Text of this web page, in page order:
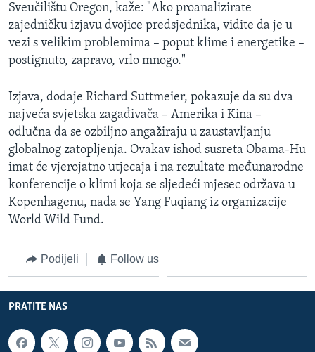
Sveučilištu Oregon, kaže: "Ako proanalizirate
zajedničku izjavu dvojice predsjednika, vidite da je u
vezi s velikim problemima – poput klime i energetike –
postignuto, zapravo, vrlo mnogo."
Izjava, dodaje Richard Suttmeier, pokazuje da su dva
najveća svjetska zagađivača – Amerika i Kina –
odlučna da se ozbiljno angažiraju u zaustavljanju
globalnog zatopljenja. Ovakav ishod susreta Obama-Hu
imat će vjerojatno utjecaja i na rezultate međunarodne
konferencije o klimi koja se sljedeći mjesec održava u
Kopenhagenu, nada se Yang Fuqiang iz organizacije
World Wild Fund.
Podijeli Follow us
PRATITE NAS